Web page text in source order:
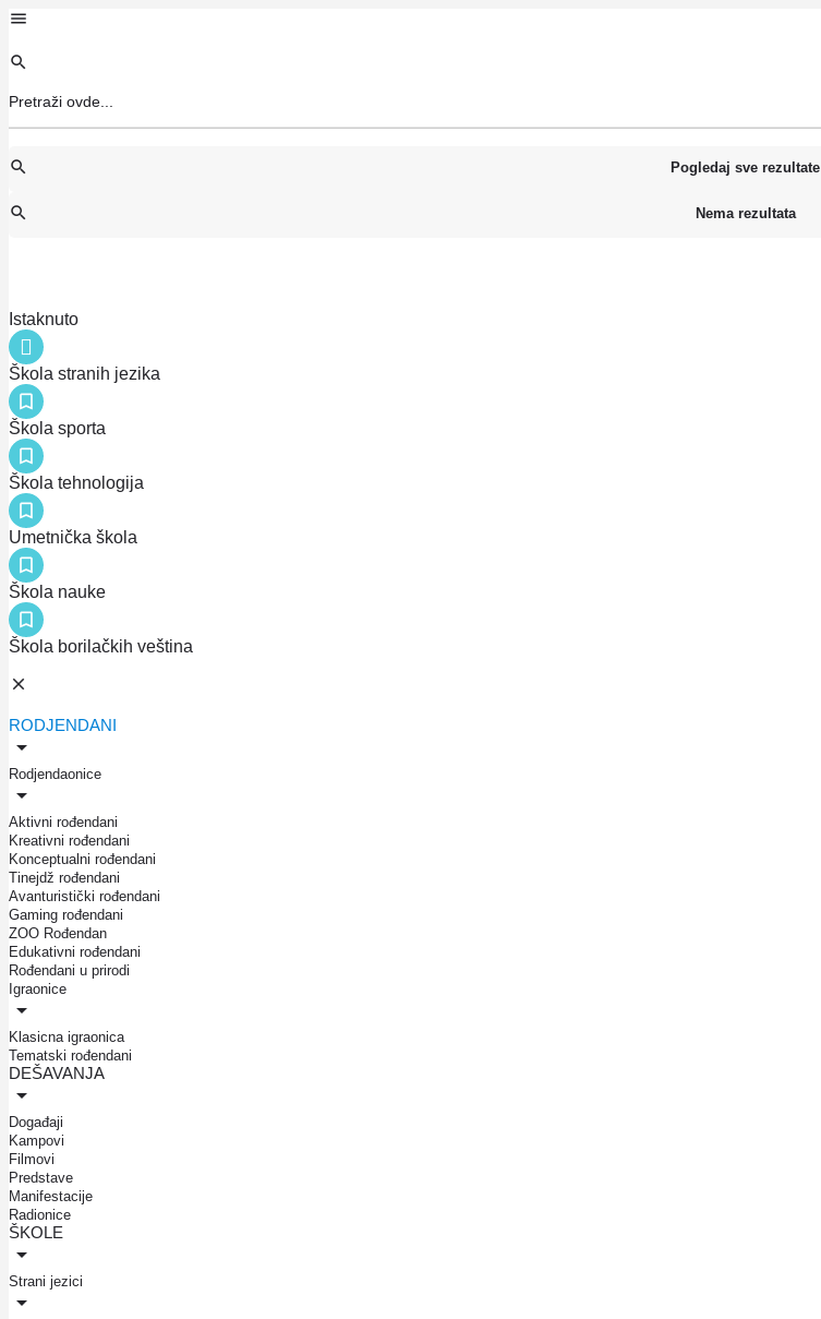
Pogledaj sve rezultate
Nema rezultata
Istaknuto
Škola stranih jezika
Škola sporta
Škola tehnologija
Umetnička škola
Škola nauke
Škola borilačkih veština
RODJENDANI
Rodjendaonice
Aktivni rođendani
Kreativni rođendani
Konceptualni rođendani
Tinejdž rođendani
Avanturistički rođendani
Gaming rođendani
ZOO Rođendan
Edukativni rođendani
Rođendani u prirodi
Igraonice
Klasicna igraonica
Tematski rođendani
DEŠAVANJA
Događaji
Kampovi
Filmovi
Predstave
Manifestacije
Radionice
ŠKOLE
Strani jezici